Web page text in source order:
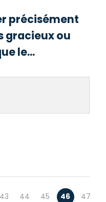
précisément
gracieux ou
le...
43 44 45 46
47